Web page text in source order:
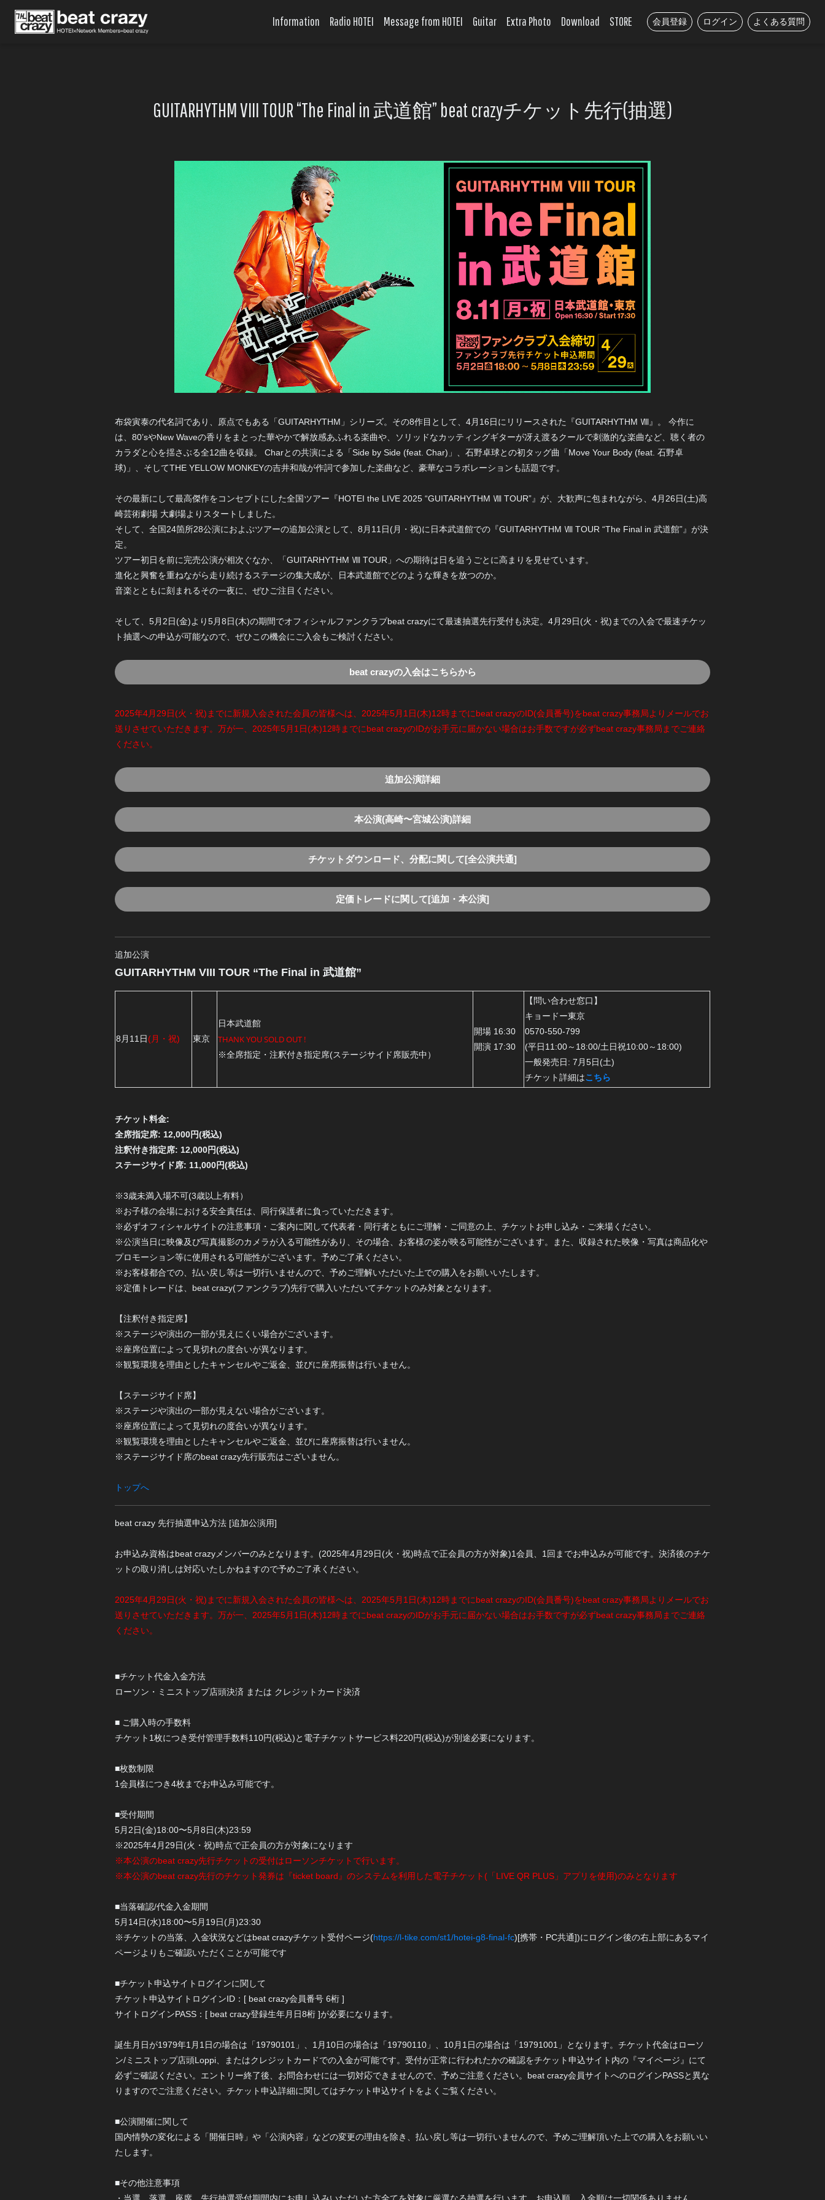
Information Radio HOTEI Message from HOTEI Guitar Extra Photo Download STORE 会員登録 ログイン よくある質問
GUITARHYTHM VIII TOUR “The Final in 武道館” beat crazyチケット先行(抽選)
布袋寅泰の代名詞であり、原点でもある「GUITARHYTHM」シリーズ。その8作目として、4月16日にリリースされた『GUITARHYTHM Ⅷ』。 今作に
は、80’sやNew Waveの香りをまとった華やかで解放感あふれる楽曲や、ソリッドなカッティングギターが冴え渡るクールで刺激的な楽曲など、聴く者の
カラダと心を揺さぶる全12曲を収録。 Charとの共演による「Side by Side (feat. Char)」、石野卓球との初タッグ曲「Move Your Body (feat. 石野卓
球)」、そしてTHE YELLOW MONKEYの吉井和哉が作詞で参加した楽曲など、豪華なコラボレーションも話題です。
その最新にして最高傑作をコンセプトにした全国ツアー『HOTEI the LIVE 2025 “GUITARHYTHM Ⅷ TOUR”』が、大歓声に包まれながら、4月26日(土)高
崎芸術劇場 大劇場よりスタートしました。
そして、全国24箇所28公演におよぶツアーの追加公演として、8月11日(月・祝)に日本武道館での『GUITARHYTHM Ⅷ TOUR “The Final in 武道館”』が決
定。
ツアー初日を前に完売公演が相次ぐなか、「GUITARHYTHM Ⅷ TOUR」への期待は日を追うごとに高まりを見せています。
進化と興奮を重ねながら走り続けるステージの集大成が、日本武道館でどのような輝きを放つのか。
音楽とともに刻まれるその一夜に、ぜひご注目ください。
そして、5月2日(金)より5月8日(木)の期間でオフィシャルファンクラブbeat crazyにて最速抽選先行受付も決定。4月29日(火・祝)までの入会で最速チケッ
ト抽選への申込が可能なので、ぜひこの機会にご入会もご検討ください。
beat crazyの入会はこちらから
2025年4月29日(火・祝)までに新規入会された会員の皆様へは、2025年5月1日(木)12時までにbeat crazyのID(会員番号)をbeat crazy事務局よりメールでお
送りさせていただきます。万が一、2025年5月1日(木)12時までにbeat crazyのIDがお手元に届かない場合はお手数ですが必ずbeat crazy事務局までご連絡
ください。
追加公演詳細
本公演(高崎〜宮城公演)詳細
チケットダウンロード、分配に関して[全公演共通]
定価トレードに関して[追加・本公演]
追加公演
GUITARHYTHM VIII TOUR “The Final in 武道館”
8月11日(月・祝) 東京
日本武道館
THANK YOU SOLD OUT !
※全席指定・注釈付き指定席(ステージサイド席販売中）
開場 16:30
開演 17:30
【問い合わせ窓口】
キョードー東京
0570-550-799
(平日11:00～18:00/土日祝10:00～18:00)
一般発売日: 7月5日(土)
チケット詳細はこちら
チケット料金:
全席指定席: 12,000円(税込)
注釈付き指定席: 12,000円(税込)
ステージサイド席: 11,000円(税込)
※3歳未満入場不可(3歳以上有料）
※お子様の会場における安全責任は、同行保護者に負っていただきます。
※必ずオフィシャルサイトの注意事項・ご案内に関して代表者・同行者ともにご理解・ご同意の上、チケットお申し込み・ご来場ください。
※公演当日に映像及び写真撮影のカメラが入る可能性があり、その場合、お客様の姿が映る可能性がございます。また、収録された映像・写真は商品化や
プロモーション等に使用される可能性がございます。予めご了承ください。
※お客様都合での、払い戻し等は一切行いませんので、予めご理解いただいた上での購入をお願いいたします。
※定価トレードは、beat crazy(ファンクラブ)先行で購入いただいてチケットのみ対象となります。
【注釈付き指定席】
※ステージや演出の一部が見えにくい場合がございます。
※座席位置によって見切れの度合いが異なります。
※観覧環境を理由としたキャンセルやご返金、並びに座席振替は行いません。
【ステージサイド席】
※ステージや演出の一部が見えない場合がございます。
※座席位置によって見切れの度合いが異なります。
※観覧環境を理由としたキャンセルやご返金、並びに座席振替は行いません。
※ステージサイド席のbeat crazy先行販売はございません。
トップへ
beat crazy 先行抽選申込方法 [追加公演用]
お申込み資格はbeat crazyメンバーのみとなります。(2025年4月29日(火・祝)時点で正会員の方が対象)1会員、1回までお申込みが可能です。決済後のチケ
ットの取り消しは対応いたしかねますので予めご了承ください。
2025年4月29日(火・祝)までに新規入会された会員の皆様へは、2025年5月1日(木)12時までにbeat crazyのID(会員番号)をbeat crazy事務局よりメールでお
送りさせていただきます。万が一、2025年5月1日(木)12時までにbeat crazyのIDがお手元に届かない場合はお手数ですが必ずbeat crazy事務局までご連絡
ください。
■チケット代金入金方法
ローソン・ミニストップ店頭決済 または クレジットカード決済
■ ご購入時の手数料
チケット1枚につき受付管理手数料110円(税込)と電子チケットサービス料220円(税込)が別途必要になります。
■枚数制限
1会員様につき4枚までお申込み可能です。
■受付期間
5月2日(金)18:00〜5月8日(木)23:59
※2025年4月29日(火・祝)時点で正会員の方が対象になります
※本公演のbeat crazy先行チケットの受付はローソンチケットで行います。
※本公演のbeat crazy先行のチケット発券は『ticket board』のシステムを利用した電子チケット(「LIVE QR PLUS」アプリを使用)のみとなります
■当落確認/代金入金期間
5月14日(水)18:00〜5月19日(月)23:30
※チケットの当落、入金状況などはbeat crazyチケット受付ページ(https://l-tike.com/st1/hotei-g8-final-fc)[携帯・PC共通])にログイン後の右上部にあるマイ
ページよりもご確認いただくことが可能です
■チケット申込サイトログインに関して
チケット申込サイトログインID：[ beat crazy会員番号 6桁 ]
サイトログインPASS：[ beat crazy登録生年月日8桁 ]が必要になります。
誕生月日が1979年1月1日の場合は「19790101」、1月10日の場合は「19790110」、10月1日の場合は「19791001」となります。チケット代金はローソ
ン/ミニストップ店頭Loppi、またはクレジットカードでの入金が可能です。受付が正常に行われたかの確認をチケット申込サイト内の『マイページ』にて
必ずご確認ください。エントリー終了後、お問合わせには一切対応できませんので、予めご注意ください。beat crazy会員サイトへのログインPASSと異な
りますのでご注意ください。チケット申込詳細に関してはチケット申込サイトをよくご覧ください。
■公演開催に関して
国内情勢の変化による「開催日時」や「公演内容」などの変更の理由を除き、払い戻し等は一切行いませんので、予めご理解頂いた上での購入をお願いい
たします。
■その他注意事項